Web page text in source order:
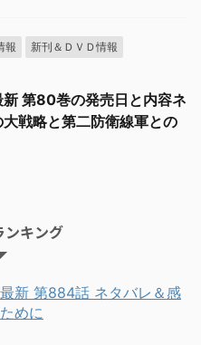
報
新刊＆ＤＶＤ情報
新 第80巻の発売日と内容ネ
戦略と第二防衛線軍との
ンキング
新 第884話 ネタバレ＆感
めに